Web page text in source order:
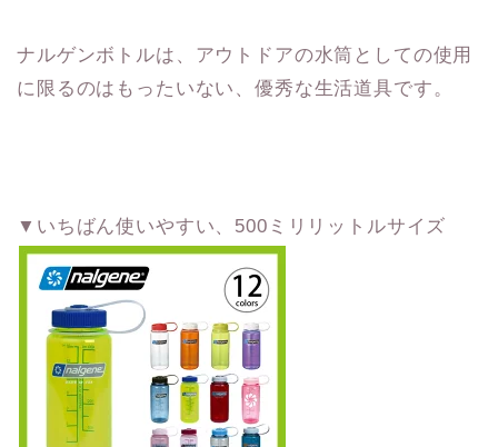
ナルゲンボトルは、アウトドアの水筒としての使用
に限るのはもったいない、優秀な生活道具です。
▼いちばん使いやすい、500ミリリットルサイズ